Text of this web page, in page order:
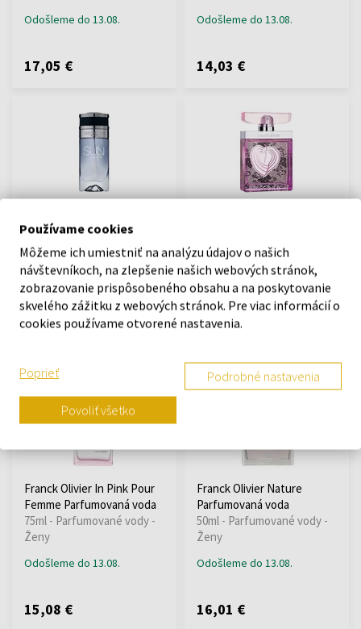
Odošleme do 13.08.
17,05 €
Odošleme do 13.08.
14,03 €
Toaletná voda
50ml - Toaletné vody - Muži
Odošleme do 13.08.
15,05 €
50ml - Parfumované vody -
Ženy
Odošleme do 13.08.
Franck Olivier In Pink Pour
Femme Parfumovaná voda
75ml - Parfumované vody -
Ženy
Odošleme do 13.08.
15,08 €
Franck Olivier Nature
Parfumovaná voda
50ml - Parfumované vody -
Ženy
Odošleme do 13.08.
16,01 €
Používame cookies
Môžeme ich umiestniť na analýzu údajov o našich
návštevníkoch, na zlepšenie našich webových stránok,
zobrazovanie prispôsobeného obsahu a na poskytovanie
skvelého zážitku z webových stránok. Pre viac informácií o
cookies používame otvorené nastavenia.
Poprieť Podrobné nastavenia
Povoliť všetko